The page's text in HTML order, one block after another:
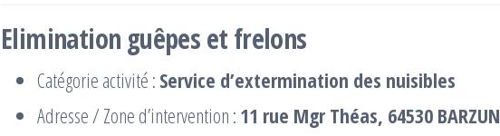
Elimination guêpes et frelons
Catégorie activité : Service d’extermination des nuisibles
Adresse / Zone d’intervention : 11 rue Mgr Théas, 64530 BARZUN